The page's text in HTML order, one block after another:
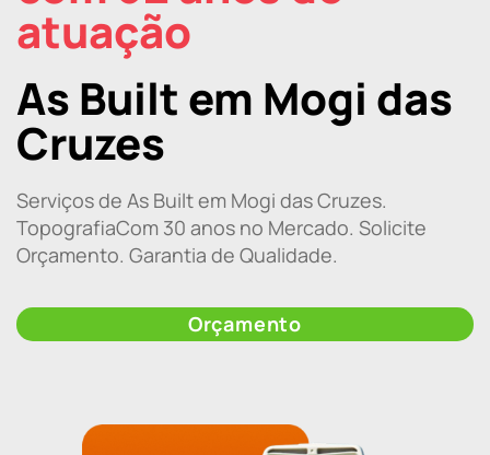
atuação
As Built em Mogi das
Cruzes
Serviços de As Built em Mogi das Cruzes.
TopografiaCom 30 anos no Mercado. Solicite
Orçamento. Garantia de Qualidade.
Orçamento